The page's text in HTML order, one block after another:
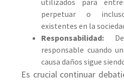
perpetuar o
existentes en la
Responsabilidad:
responsable cuando
causa daños sigue
Es crucial continuar